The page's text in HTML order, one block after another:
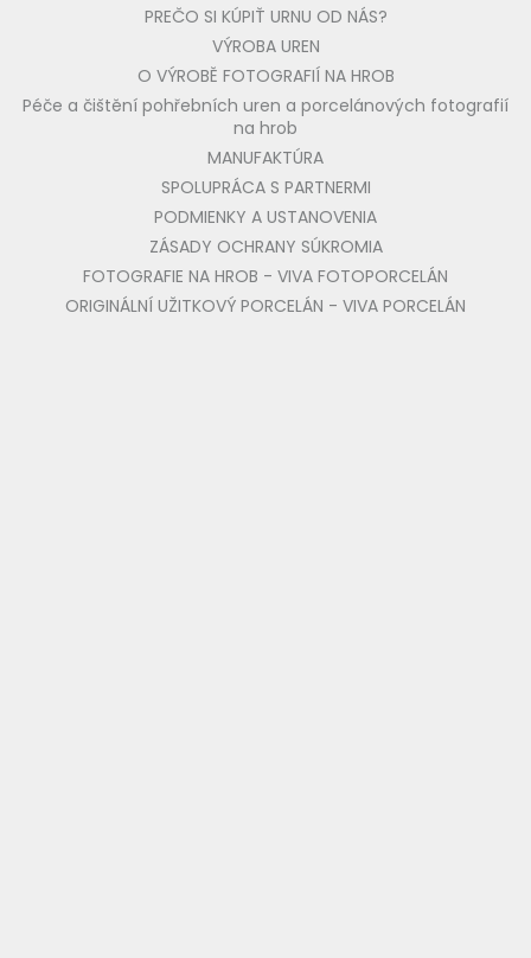
PREČO SI KÚPIŤ URNU OD NÁS?
VÝROBA UREN
O VÝROBĚ FOTOGRAFIÍ NA HROB
Péče a čištění pohřebních uren a porcelánových fotografií
na hrob
MANUFAKTÚRA
SPOLUPRÁCA S PARTNERMI
PODMIENKY A USTANOVENIA
ZÁSADY OCHRANY SÚKROMIA
FOTOGRAFIE NA HROB - VIVA FOTOPORCELÁN
ORIGINÁLNÍ UŽITKOVÝ PORCELÁN - VIVA PORCELÁN